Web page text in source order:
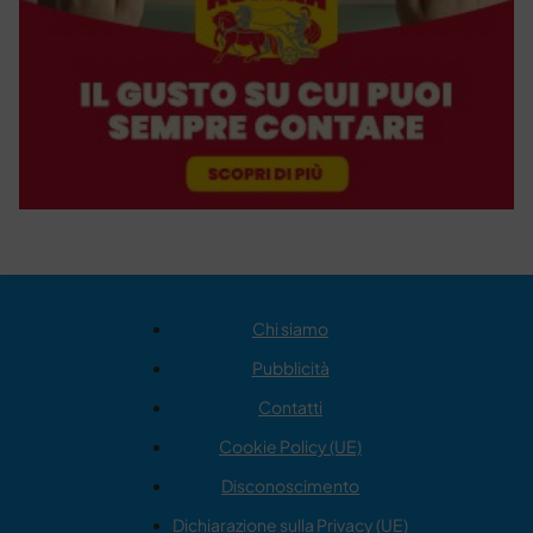
Chi siamo
Pubblicità
Contatti
Cookie Policy (UE)
Disconoscimento
Dichiarazione sulla Privacy (UE)